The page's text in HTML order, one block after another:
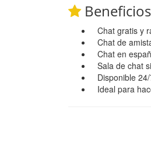
Chat gratis y
Chat de
Chat en
Sala de chat
Disponible
Ideal para